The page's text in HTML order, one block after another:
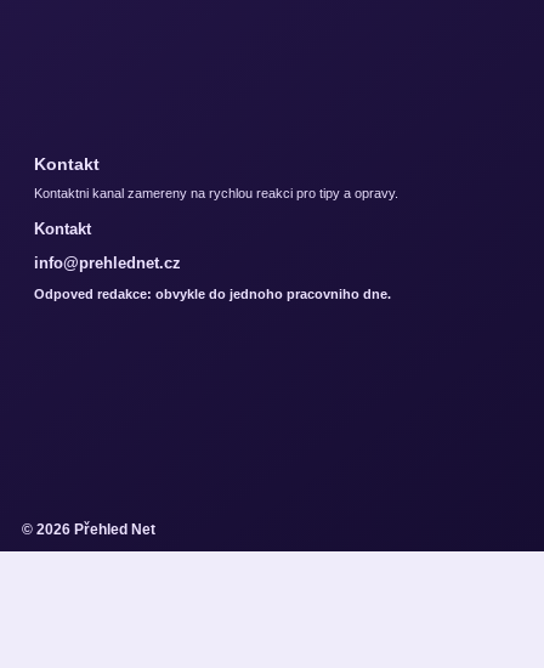
Kontakt
Kontaktni kanal zamereny na rychlou reakci pro tipy a opravy.
Kontakt
info@prehlednet.cz
Odpoved redakce: obvykle do jednoho pracovniho dne.
© 2026 Přehled Net